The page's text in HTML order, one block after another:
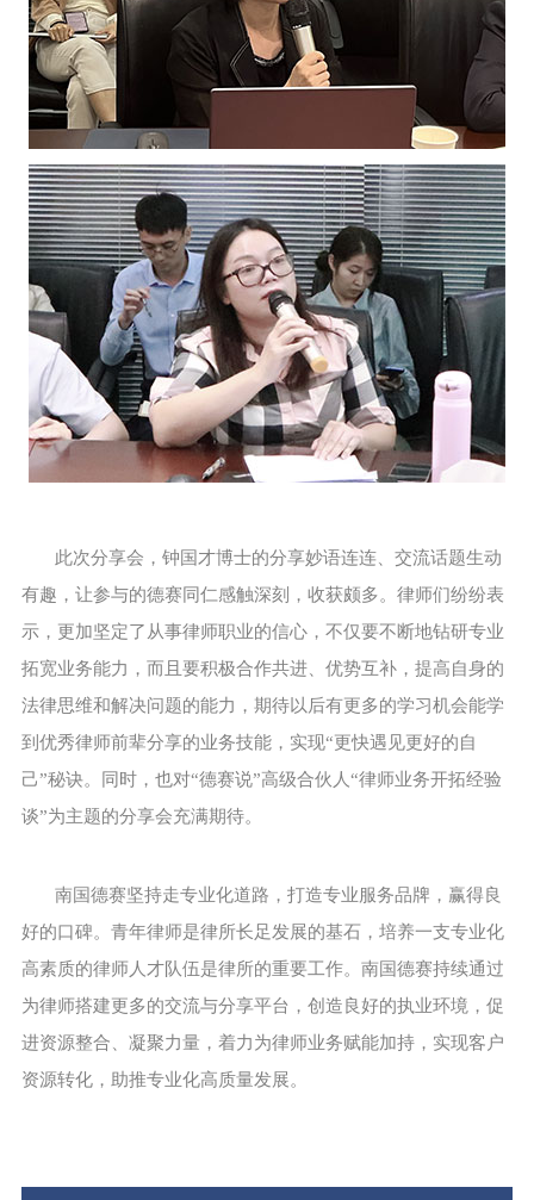
此次分享会，钟国才博士的分享妙语连连、交流话题生动
有趣，让参与的德赛同仁感触深刻，收获颇多。律师们纷纷表
示，更加坚定了从事律师职业的信心，不仅要不断地钻研专业
拓宽业务能力，而且要积极合作共进、优势互补，提高自身的
法律思维和解决问题的能力，期待以后有更多的学习机会能学
到优秀律师前辈分享的业务技能，实现“更快遇见更好的自
己”秘诀。同时，也对“德赛说”高级合伙人“律师业务开拓经验
谈”为主题的分享会充满期待。
南国德赛坚持走专业化道路，打造专业服务品牌，赢得良
好的口碑。青年律师是律所长足发展的基石，培养一支专业化
高素质的律师人才队伍是律所的重要工作。南国德赛持续通过
为律师搭建更多的交流与分享平台，创造良好的执业环境，促
进资源整合、凝聚力量，着力为律师业务赋能加持，实现客户
资源转化，助推专业化高质量发展。